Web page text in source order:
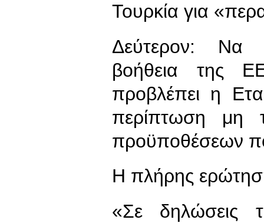
Τουρκία για
Δεύτερον: Να
βοήθεια της
προβλέπει η
περίπτωση μη
προϋποθέσεων
Η πλήρης
«Σε δηλώσεις